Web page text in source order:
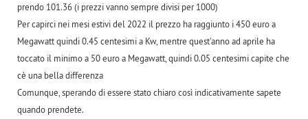
prendo 101.36 (i prezzi vanno sempre divisi per 1000)
Per capirci nei mesi estivi del 2022 il prezzo ha raggiunto i 450 euro a
Megawatt quindi 0.45 centesimi a Kw, mentre quest'anno ad aprile ha
toccato il minimo a 50 euro a Megawatt, quindi 0.05 centesimi capite che
cè una bella differenza
Comunque, sperando di essere stato chiaro così indicativamente sapete
quando prendete.